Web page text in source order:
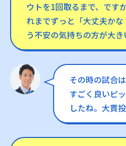
ウトを1回取るまで、です
れまでずっと「大丈夫かな
う不安の気持ちの方が大き
その時の試合
すごく良いピ
したね。大貫